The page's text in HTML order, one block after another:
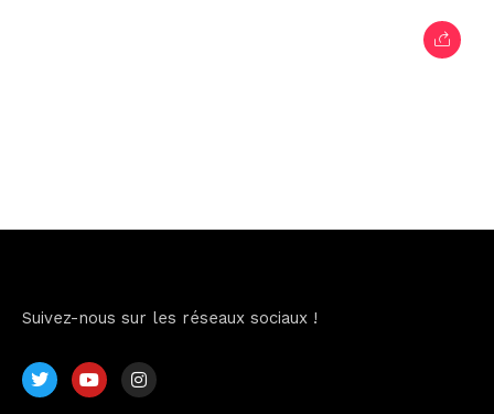
Suivez-nous sur les réseaux sociaux !